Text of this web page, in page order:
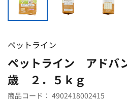
ペットライン
ペットライン アドバ
歳 ２．５ｋｇ
商品コード： 4902418002415